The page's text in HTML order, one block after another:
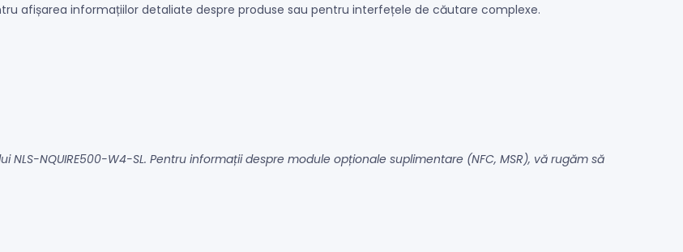
afișarea informațiilor detaliate despre produse sau pentru interfețele de căutare complexe.
NQUIRE500-W4-SL. Pentru informații despre module opționale suplimentare (NFC, MSR), vă rugăm să